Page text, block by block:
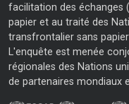
facilitation des échanges
papier et au traité des
transfrontalier sans
L'enquête est menée
régionales des Nations
de partenaires mondiaux